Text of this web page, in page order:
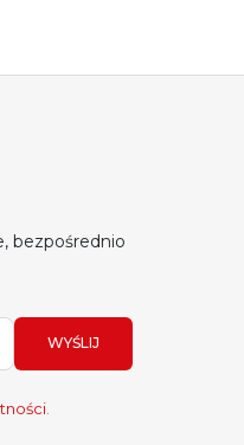
bezpośrednio
WYŚLIJ
.